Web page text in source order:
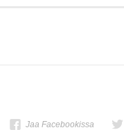
Jaa Facebookissa